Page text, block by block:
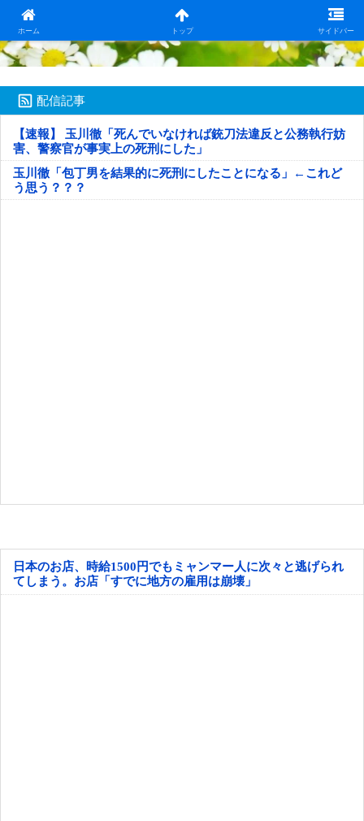
ホーム トップ サイドバー
日本第一！ニュース録
配信記事
【速報】 玉川徹「死んでいなければ銃刀法違反と公務執行妨
害、警察官が事実上の死刑にした」
玉川徹「包丁男を結果的に死刑にしたことになる」←これど
う思う？？？
日本のお店、時給1500円でもミャンマー人に次々と逃げられ
てしまう。お店「すでに地方の雇用は崩壊」